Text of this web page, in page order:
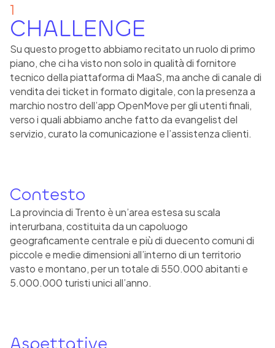
1
CHALLENGE
Su questo progetto abbiamo recitato un ruolo di primo
piano, che ci ha visto non solo in qualità di fornitore
tecnico della piattaforma di MaaS, ma anche di canale di
vendita dei ticket in formato digitale, con la presenza a
marchio nostro dell’app OpenMove per gli utenti finali,
verso i quali abbiamo anche fatto da evangelist del
servizio, curato la comunicazione e l’assistenza clienti.
Contesto
La provincia di Trento è un’area estesa su scala
interurbana, costituita da un capoluogo
geograficamente centrale e più di duecento comuni di
piccole e medie dimensioni all’interno di un territorio
vasto e montano, per un totale di 550.000 abitanti e
5.000.000 turisti unici all’anno.
Aspettative